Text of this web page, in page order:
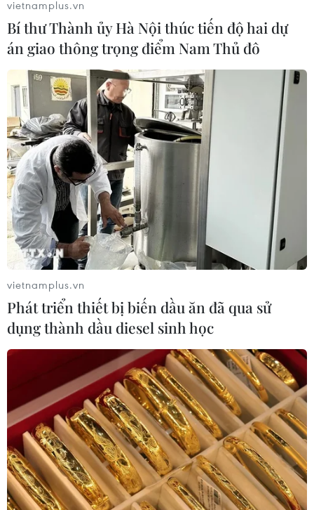
vietnamplus.vn
Bí thư Thành ủy Hà Nội thúc tiến độ hai dự
án giao thông trọng điểm Nam Thủ đô
vietnamplus.vn
Phát triển thiết bị biến dầu ăn đã qua sử
dụng thành dầu diesel sinh học